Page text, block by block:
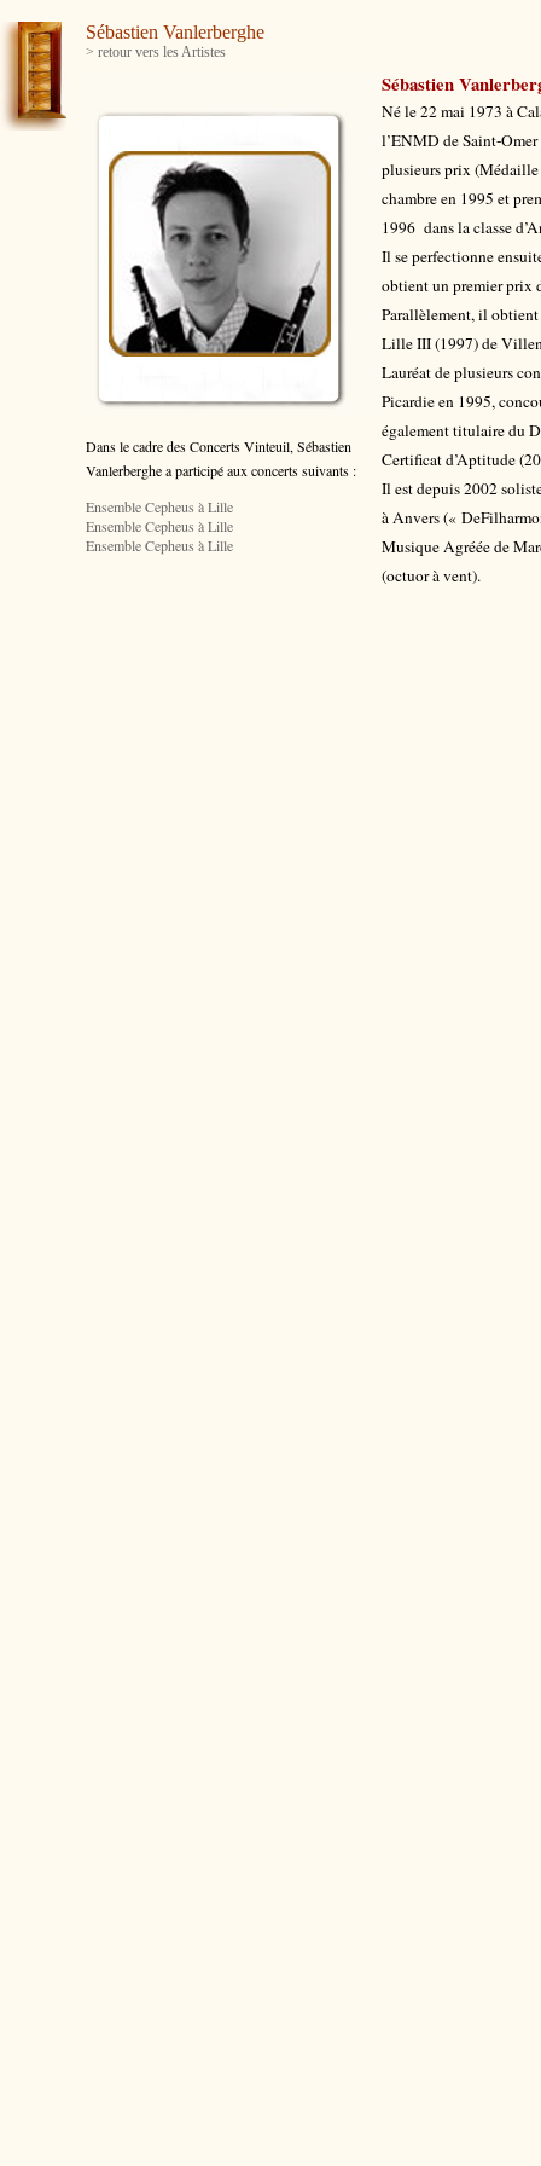
Sébastien Vanlerberghe
> retour vers les Artistes
Sébastien
Né le 22 mai 1973 à
l’ENMD de Saint-
plusieurs prix (Médaille
chambre en 1995 et
1996 dans la classe
Il se perfectionne
obtient un premier prix
Parallèlement, il
Lille III (1997) de
Lauréat de plusieurs
Picardie en 1995,
également titulaire du
Certificat d’Aptitude
Il est depuis 2002
à Anvers («
Musique Agréée de
(octuor à vent).
Dans le cadre des Concerts Vinteuil, Sébastien
Vanlerberghea participé aux concerts suivants :
Ensemble Cepheus à Lille
Ensemble Cepheus à Lille
Ensemble Cepheus à Lille